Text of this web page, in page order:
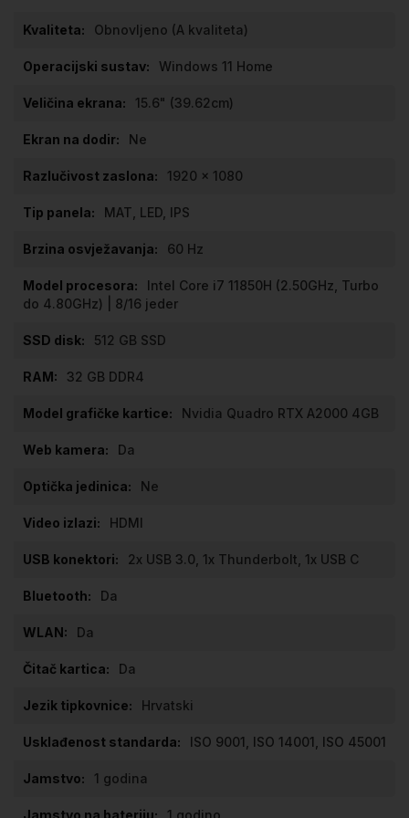
Obnovljeno (A kvaliteta)
Windows 11 Home
15.6" (39.62cm)
Ne
1920 x 1080
MAT, LED, IPS
60 Hz
Intel Core i7 11850H (2.50GHz, Turbo
do 4.80GHz) | 8/16 jeder
512 GB SSD
32 GB DDR4
Nvidia Quadro RTX A2000 4GB
Da
Ne
HDMI
2x USB 3.0, 1x Thunderbolt, 1x USB C
Da
Da
Da
Hrvatski
ISO 9001, ISO 14001, ISO 45001
1 godina